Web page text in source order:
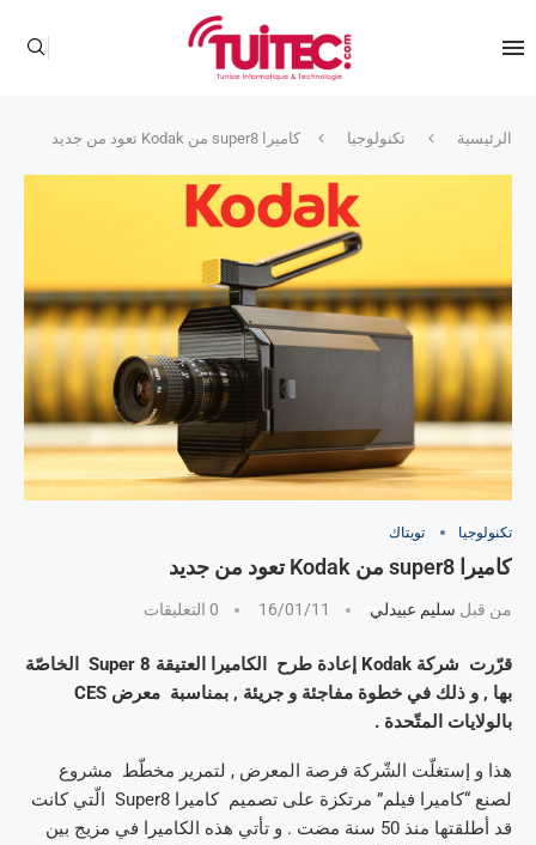
الرئيسية تكنولوجيا كاميرا super8 من Kodak تعود من جديد
تكنولوجيا تويتاك
كاميرا super8 من Kodak تعود من جديد
من قبل سليم عبيدلي 16/01/11 0 التعليقات
قرّرت شركة Kodak إعادة طرح الكاميرا العتيقة Super 8 الخاصّة
بها , و ذلك في خطوة مفاجئة و جريئة , بمناسبة معرض CES
بالولايات المتّحدة .
هذا و إستغلّت الشّركة فرصة المعرض , لتمرير مخطّط مشروع
لصنع “كاميرا فيلم” مرتكزة على تصميم كاميرا Super8 الّتي كانت
قد أطلقتها منذ 50 سنة مضت . و تأتي هذه الكاميرا في مزيج بين